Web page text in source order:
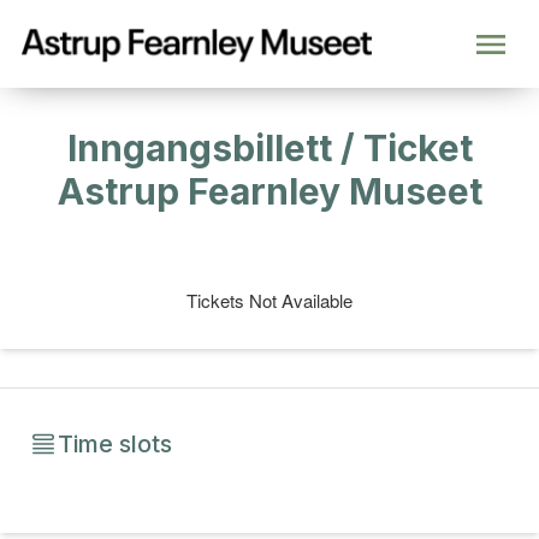
Inngangsbillett / Ticket
Astrup Fearnley Museet
Tickets Not Available
Time slots